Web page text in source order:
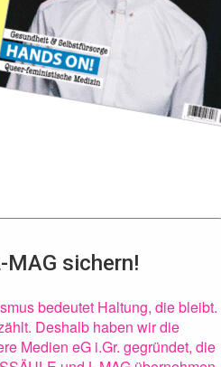
sichern!
bedeutet Haltung, die bleibt.
Deshalb haben wir die
Medien eG i.Gr. gegründet, die